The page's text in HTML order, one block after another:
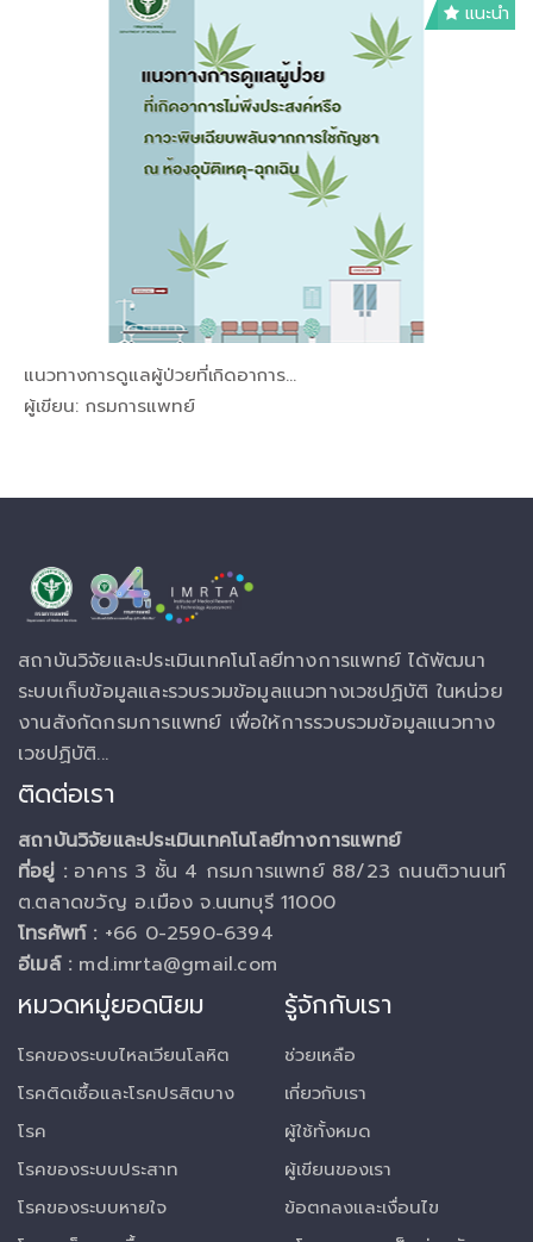
แนะนำ
แนวทางการดูแลผู้ป่วยที่เกิดอาการ...
ผู้เขียน: กรมการแพทย์
สถาบันวิจัยและประเมินเทคโนโลยีทางการแพทย์ ได้พัฒนา
ระบบเก็บข้อมูลและรวบรวมข้อมูลแนวทางเวชปฏิบัติ ในหน่วย
งานสังกัดกรมการแพทย์ เพื่อให้การรวบรวมข้อมูลแนวทาง
เวชปฏิบัติ...
ติดต่อเรา
สถาบันวิจัยและประเมินเทคโนโลยีทางการแพทย์
ที่อยู่ : อาคาร 3 ชั้น 4 กรมการแพทย์ 88/23 ถนนติวานนท์
ต.ตลาดขวัญ อ.เมือง จ.นนทบุรี 11000
โทรศัพท์ : +66 0-2590-6394
อีเมล์ : md.imrta@gmail.com
หมวดหมู่ยอดนิยม
โรคของระบบไหลเวียนโลหิต
โรคติดเชื้อและโรคปรสิตบาง
โรค
โรคของระบบประสาท
โรคของระบบหายใจ
รู้จักกับเรา
ช่วยเหลือ
เกี่ยวกับเรา
ผู้ใช้ทั้งหมด
ผู้เขียนของเรา
ข้อตกลงและเงื่อนไข